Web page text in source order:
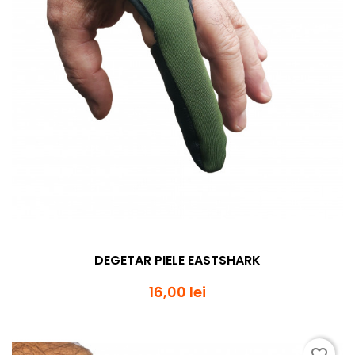
DEGETAR PIELE EASTSHARK
16,00 lei